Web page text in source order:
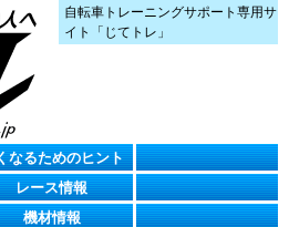
自転車トレーニングサポート専用サ
イト「じてトレ」
なるためのヒント
レース情報
機材情報